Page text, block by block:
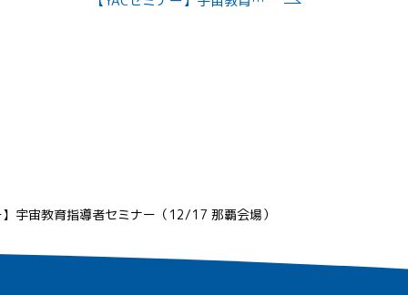
】宇宙教育指導者セミナー（12/17 那覇会場）